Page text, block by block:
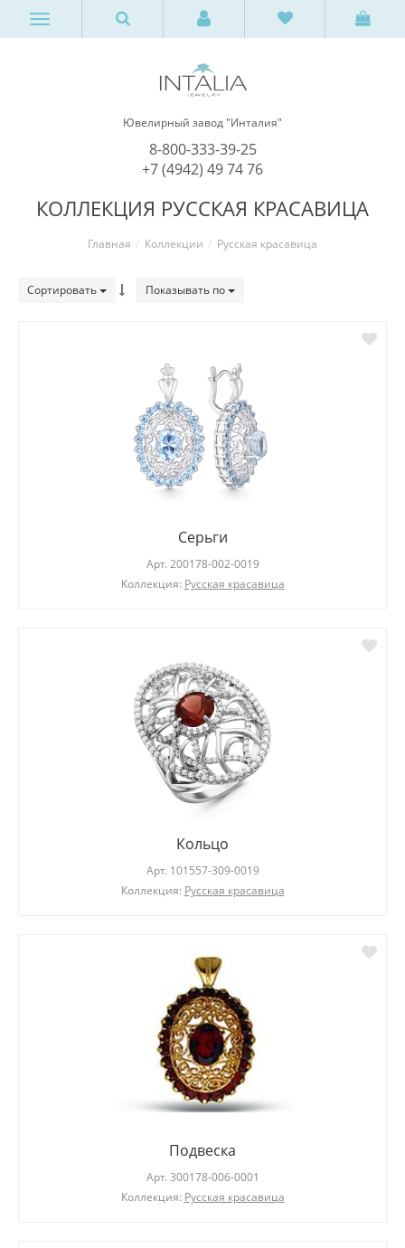
Ювелирный завод "Инталия"
8-800-333-39-25
+7 (4942) 49 74 76
КОЛЛЕКЦИЯ РУССКАЯ КРАСАВИЦА
Главная Коллекции Русская красавица
Сортировать Показывать по
Серьги
Арт. 200178-002-0019
Коллекция: Русская красавица
Кольцо
Арт. 101557-309-0019
Коллекция: Русская красавица
Подвеска
Арт. 300178-006-0001
Коллекция: Русская красавица